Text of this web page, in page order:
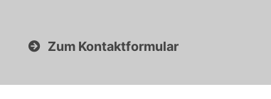
Zum Kontaktformular